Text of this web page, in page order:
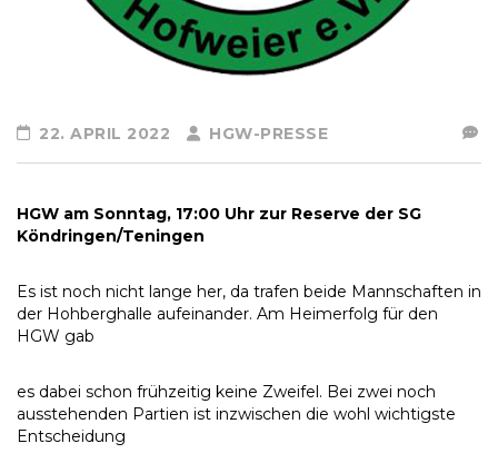
22. APRIL 2022 HGW-PRESSE
HGW am Sonntag, 17:00 Uhr zur Reserve der SG
Köndringen/Teningen
Es ist noch nicht lange her, da trafen beide Mannschaften in
der Hohberghalle aufeinander. Am Heimerfolg für den
HGW gab
es dabei schon frühzeitig keine Zweifel. Bei zwei noch
ausstehenden Partien ist inzwischen die wohl wichtigste
Entscheidung